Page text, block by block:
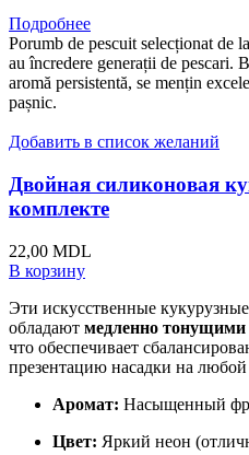
Подробнее
Porumb de pescuit selecționat de
au încredere generații de pescari.
aromă persistentă, se mențin
pașnic.
Добавить в список желаний
Двойная силиконовая
комплекте
22,00 MDL
В корзину
Эти искусственные
обладают медленно тонущими
что обеспечивает
презентацию насадки на любой
Аромат: Насыщенный
Цвет: Яркий неон